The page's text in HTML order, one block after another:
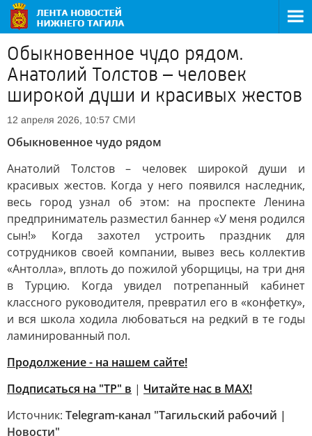
Обыкновенное чудо рядом.
Анатолий Толстов – человек
широкой души и красивых жестов
12 апреля 2026, 10:57 СМИ
Обыкновенное чудо рядом
Анатолий Толстов – человек широкой души и
красивых жестов. Когда у него появился наследник,
весь город узнал об этом: на проспекте Ленина
предприниматель разместил баннер «У меня родился
сын!» Когда захотел устроить праздник для
сотрудников своей компании, вывез весь коллектив
«Антолла», вплоть до пожилой уборщицы, на три дня
в Турцию. Когда увидел потрепанный кабинет
классного руководителя, превратил его в «конфетку»,
и вся школа ходила любоваться на редкий в те годы
ламинированный пол.
Продолжение - на нашем сайте!
Подписаться на "ТР" в | Читайте нас в MAX!
Источник: Telegram-канал "Тагильский рабочий |
Новости"